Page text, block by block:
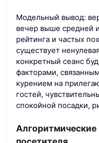
Модельный вывод:
вечер выше средней
рейтинга и частых
существует
конкретный сеанс
факторами,
курением на
гостей,
спокойной посадки,